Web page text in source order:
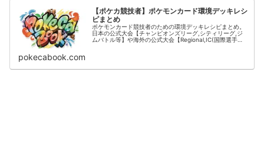
【ポケカ競技者】ポケモンカード環境デッキレシ
ピまとめ
ポケモンカード競技者のための環境デッキレシピまとめ。
日本の公式大会【チャンピオンズリーグ,シティリーグ,ジ
ムバトル等】や海外の公式大会【Regional,IC(国際選手
pokecabook.com